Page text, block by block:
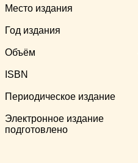
Место издания
Год издания
Объём
ISBN
Периодическое издание
Электронное издание
подготовлено